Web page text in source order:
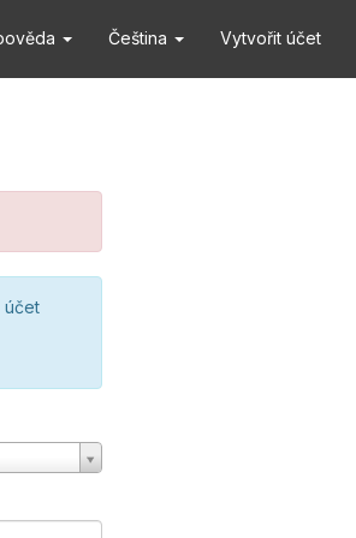
Čeština Vytvořit účet
účet